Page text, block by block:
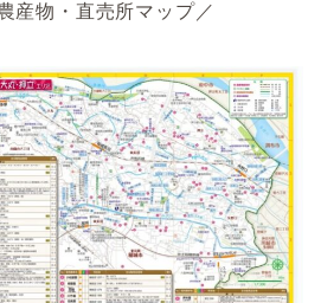
産物・直売所マップ／